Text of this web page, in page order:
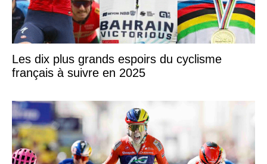
Les dix plus grands espoirs du cyclisme
français à suivre en 2025